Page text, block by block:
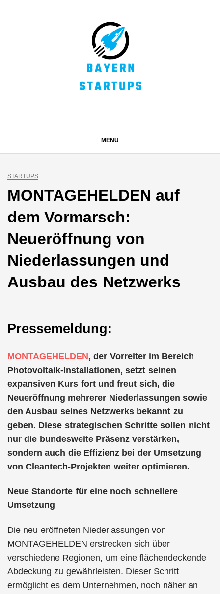
MENU
STARTUPS
MONTAGEHELDEN auf
dem Vormarsch:
Neueröffnung von
Niederlassungen und
Ausbau des Netzwerks
Pressemeldung:
MONTAGEHELDEN, der Vorreiter im Bereich
Photovoltaik-Installationen, setzt seinen
expansiven Kurs fort und freut sich, die
Neueröffnung mehrerer Niederlassungen sowie
den Ausbau seines Netzwerks bekannt zu
geben. Diese strategischen Schritte sollen nicht
nur die bundesweite Präsenz verstärken,
sondern auch die Effizienz bei der Umsetzung
von Cleantech-Projekten weiter optimieren.
Neue Standorte für eine noch schnellere
Umsetzung
Die neu eröffneten Niederlassungen von
MONTAGEHELDEN erstrecken sich über
verschiedene Regionen, um eine flächendeckende
Abdeckung zu gewährleisten. Dieser Schritt
ermöglicht es dem Unternehmen, noch näher an